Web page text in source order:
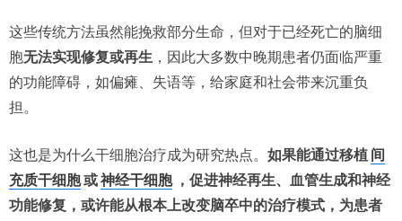
这些传统方法虽然能挽救部分生命，但对于已经死亡的脑细
胞​​无法实现修复或再生​ ​，因此大多数中晚期患者仍面临严重
的功能障碍，如偏瘫、失语等，给家庭和社会带来沉重负
担。
这也是为什么干细胞治疗成为研究热点。 如果能通过移植 间
充质干细胞或神经干细胞 ，促进神经再生、血管生成和神经
功能修复，或许能从根本上改变脑卒中的治疗模式，为患者